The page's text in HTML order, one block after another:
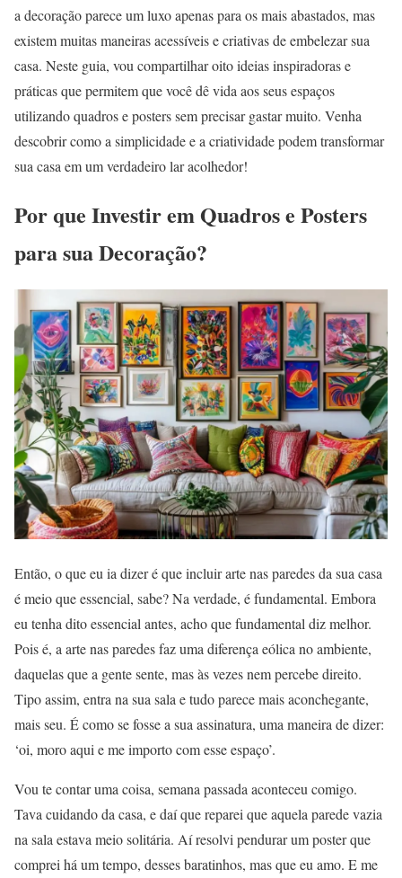
a decoração parece um luxo apenas para os mais abastados, mas
existem muitas maneiras acessíveis e criativas de embelezar sua
casa. Neste guia, vou compartilhar oito ideias inspiradoras e
práticas que permitem que você dê vida aos seus espaços
utilizando quadros e posters sem precisar gastar muito. Venha
descobrir como a simplicidade e a criatividade podem transformar
sua casa em um verdadeiro lar acolhedor!
Por que Investir em Quadros e Posters
para sua Decoração?
Então, o que eu ia dizer é que incluir arte nas paredes da sua casa
é meio que essencial, sabe? Na verdade, é fundamental. Embora
eu tenha dito essencial antes, acho que fundamental diz melhor.
Pois é, a arte nas paredes faz uma diferença eólica no ambiente,
daquelas que a gente sente, mas às vezes nem percebe direito.
Tipo assim, entra na sua sala e tudo parece mais aconchegante,
mais seu. É como se fosse a sua assinatura, uma maneira de dizer:
‘oi, moro aqui e me importo com esse espaço’.
Vou te contar uma coisa, semana passada aconteceu comigo.
Tava cuidando da casa, e daí que reparei que aquela parede vazia
na sala estava meio solitária. Aí resolvi pendurar um poster que
comprei há um tempo, desses baratinhos, mas que eu amo. E me